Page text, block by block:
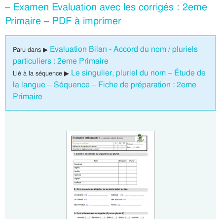
– Examen Evaluation avec les corrigés : 2eme
Primaire – PDF à imprimer
Paru dans ▶ Evaluation Bilan - Accord du nom / pluriels
particuliers : 2eme Primaire
Lié à la séquence ▶ Le singulier, pluriel du nom – Étude de
la langue – Séquence – Fiche de préparation : 2eme
Primaire